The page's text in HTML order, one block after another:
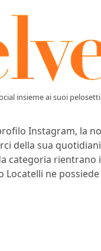
insieme ai suoi
Instagram, la
della sua
categoria rientrano
Locatelli ne